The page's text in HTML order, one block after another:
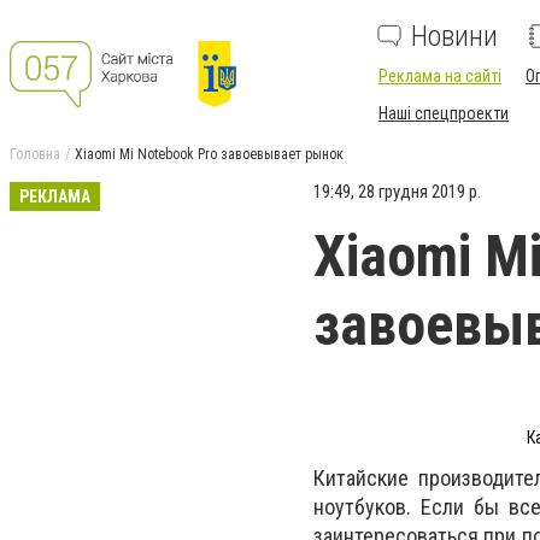
Новини
Реклама на сайті
Наші спецпроекти
Головна Xiaomi Mi Notebook Pro завоевывает рынок
РЕКЛАМА 19:49, 28 грудня 2019 р.
Xiaomi
Китайские
ноутбуков. Если бы